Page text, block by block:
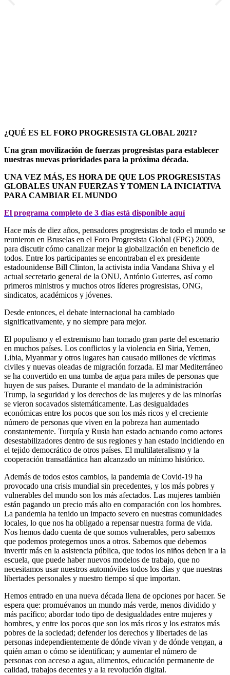
¿QUÉ ES EL FORO PROGRESISTA GLOBAL 2021?
Una gran movilización de fuerzas progresistas para establecer
nuestras nuevas prioridades para la próxima década.
UNA VEZ MÁS, ES HORA DE QUE LOS PROGRESISTAS
GLOBALES UNAN FUERZAS Y TOMEN LA INICIATIVA
PARA CAMBIAR EL MUNDO
El programa completo de 3 días está disponible aquí
Hace más de diez años, pensadores progresistas de todo el mundo se
reunieron en Bruselas en el Foro Progresista Global (FPG) 2009,
para discutir cómo canalizar mejor la globalización en beneficio de
todos. Entre los participantes se encontraban el ex presidente
estadounidense Bill Clinton, la activista india Vandana Shiva y el
actual secretario general de la ONU, António Guterres, así como
primeros ministros y muchos otros líderes progresistas, ONG,
sindicatos, académicos y jóvenes.
Desde entonces, el debate internacional ha cambiado
significativamente, y no siempre para mejor.
El populismo y el extremismo han tomado gran parte del escenario
en muchos países. Los conflictos y la violencia en Siria, Yemen,
Libia, Myanmar y otros lugares han causado millones de víctimas
civiles y nuevas oleadas de migración forzada. El mar Mediterráneo
se ha convertido en una tumba de agua para miles de personas que
huyen de sus países. Durante el mandato de la administración
Trump, la seguridad y los derechos de las mujeres y de las minorías
se vieron socavados sistemáticamente. Las desigualdades
económicas entre los pocos que son los más ricos y el creciente
número de personas que viven en la pobreza han aumentado
constantemente. Turquía y Rusia han estado actuando como actores
desestabilizadores dentro de sus regiones y han estado incidiendo en
el tejido democrático de otros países. El multilateralismo y la
cooperación transatlántica han alcanzado un mínimo histórico.
Además de todos estos cambios, la pandemia de Covid-19 ha
provocado una crisis mundial sin precedentes, y los más pobres y
vulnerables del mundo son los más afectados. Las mujeres también
están pagando un precio más alto en comparación con los hombres.
La pandemia ha tenido un impacto severo en nuestras comunidades
locales, lo que nos ha obligado a repensar nuestra forma de vida.
Nos hemos dado cuenta de que somos vulnerables, pero sabemos
que podemos protegernos unos a otros. Sabemos que debemos
invertir más en la asistencia pública, que todos los niños deben ir a la
escuela, que puede haber nuevos modelos de trabajo, que no
necesitamos usar nuestros automóviles todos los días y que nuestras
libertades personales y nuestro tiempo sí que importan.
Hemos entrado en una nueva década llena de opciones por hacer. Se
espera que: promuévanos un mundo más verde, menos dividido y
más pacífico; abordar todo tipo de desigualdades entre mujeres y
hombres, y entre los pocos que son los más ricos y los estratos más
pobres de la sociedad; defender los derechos y libertades de las
personas independientemente de dónde vivan y de dónde vengan, a
quién aman o cómo se identifican; y aumentar el número de
personas con acceso a agua, alimentos, educación permanente de
calidad, trabajos decentes y a la revolución digital.